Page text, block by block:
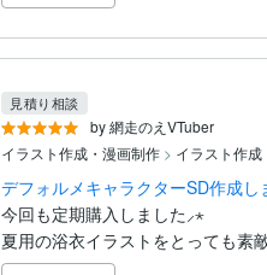
by 網走のえVTuber
見積り相談
イラスト作成・漫画制作 > イラスト作成
デフォルメキャラクターSD作成
今回も定期購入しました⸝⋆
夏用の浴衣イラストをとっても